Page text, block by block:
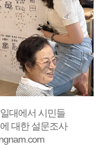
대에서 시민들
대한 설문조사